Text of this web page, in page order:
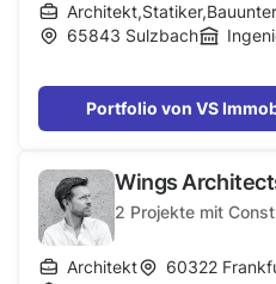
Architekt,Statiker,
65843 Sulzbach
Portfolio von VS
Wings
2 Projekte mit
Architekt 60322